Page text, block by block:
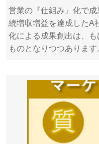
営業の『仕組み』化で
続増収増益を達成したA
化による成果創出は、
ものとなりつつあります